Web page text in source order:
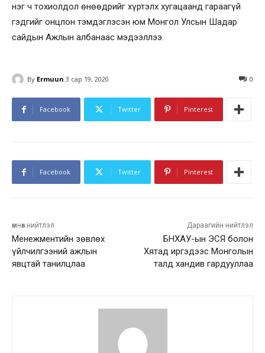
нэг ч тохиолдол өнөөдрийг хүртэлх хугацаанд гараагүй
гэдгийг онцлон тэмдэглэсэн юм Монгол Улсын Шадар
сайдын Ажлын албанаас мэдээллээ.
By Ermuun 3 сар 19, 2020 0
Facebook Twitter Pinterest
Facebook Twitter Pinterest
өмнөх нийтлэл
Менежментийн зөвлөх
үйлчилгээний ажлын
явцтай танилцлаа
Дараагийн нийтлэл
БНХАУ-ын ЭСЯ болон
Хятад иргэдээс Монголын
талд хандив гардууллаа